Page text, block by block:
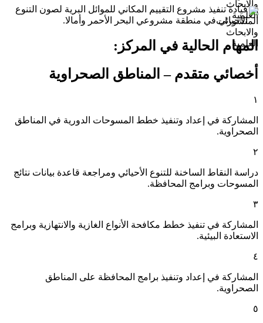
قيادة تنفيذ مشروع التقييم المكاني للموائل البرية لصون التنوع
الأحيائي في منطقة مشروعي البحر الأحمر وأمالا.
المهام الحالية في المركز:
أخصائي متقدم – المناطق الصحراوية
١
المشاركة في إعداد وتنفيذ خطط المسوحات الدورية في المناطق
الصحراوية.
٢
دراسة النقاط الساخنة للتنوع الأحيائي ومراجعة قاعدة بيانات نتائج
المسوحات وبرامج المحافظة.
٣
المشاركة في تنفيذ خطط مكافحة الأنواع الغازية والانتهازية وبرامج
الاستعادة البيئية.
٤
المشاركة في إعداد وتنفيذ برامج المحافظة على المناطق
الصحراوية.
٥